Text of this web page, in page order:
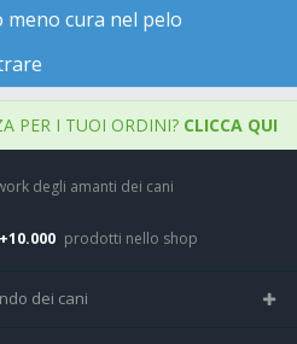
meno cura nel pelo
PER I TUOI ORDINI? CLICCA QUI
degli amanti dei cani
+10.000 prodotti nello shop
dei cani